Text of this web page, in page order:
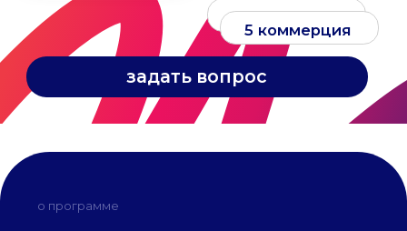
о программе
Преимущества
программы
в России и мире в области
физики полифункциональных